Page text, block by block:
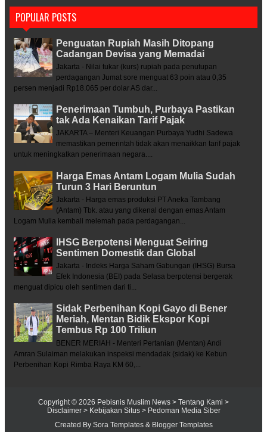
POPULAR POSTS
Penguatan Rupiah Masih Ditopang
Cadangan Devisa yang Memadai
Jakarta - Nilai tukar (kurs) rupiah pada penutupan
perdagangan Jumat sore menguat 63 poin atau 0,35
persen menjadi Rp18.065 per dolar AS dar...
Penerimaan Tumbuh, Purbaya Pastikan
tak Ada Kenaikan Tarif Pajak
JAKARTA – Menteri Keuangan Purbaya Yudhi Sadewa
memastikan pemerintah tidak akan menaikkan tarif pajak
untuk meningkatkan penerimaan negara....
Harga Emas Antam Logam Mulia Sudah
Turun 3 Hari Beruntun
Jakarta - Harga emas produksi PT Aneka Tambang
(Antam) Tbk. atau yang dikenal dengan emas Antam
Logam Mulia kembali melemah pada perdagangan...
IHSG Berpotensi Menguat Seiring
Sentimen Domestik dan Global
Jakarta - Indeks Harga Saham Gabungan (IHSG) Bursa
Efek Indonesia (BEI) pada Selasa berpotensi bergerak
menguat dipicu oleh sentimen dari ti...
Sidak Perbenihan Kopi Gayo di Bener
Meriah, Mentan Bidik Ekspor Kopi
Tembus Rp 100 Triliun
BENER MERIAH - Menteri Pertanian (Mentan) Andi
Amran Sulaiman melakukan inspeksi mendadak (sidak) ke Kebun
Perbenihan Kopi Rimba Raya KM 60,...
Copyright © 2026 Pebisnis Muslim News > Tentang Kami >
Disclaimer > Kebijakan Situs > Pedoman Media Siber
Created By Sora Templates& Blogger Templates